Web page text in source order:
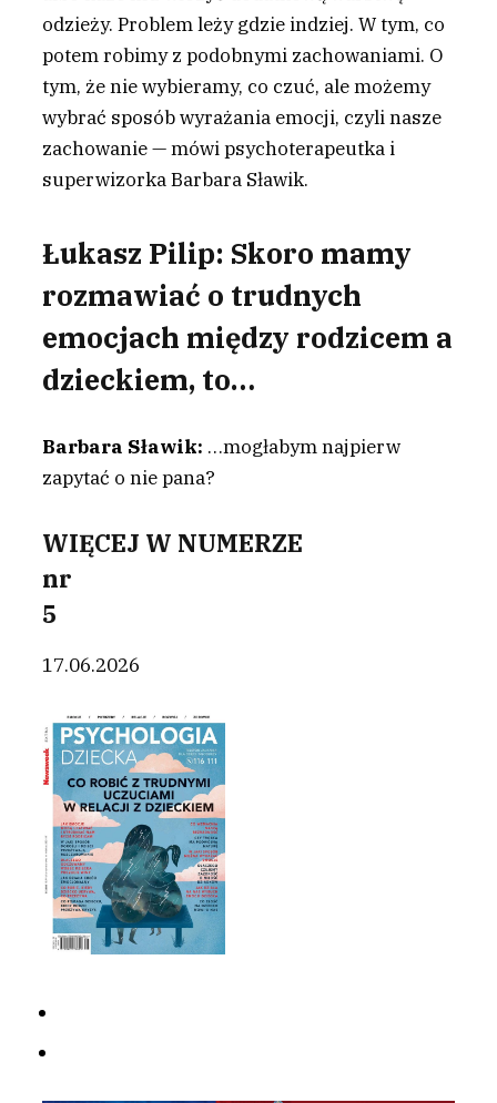
odzieży. Problem leży gdzie indziej. W tym, co
potem robimy z podobnymi zachowaniami. O
tym, że nie wybieramy, co czuć, ale możemy
wybrać sposób wyrażania emocji, czyli nasze
zachowanie — mówi psychoterapeutka i
superwizorka Barbara Sławik.
Łukasz Pilip: Skoro mamy
rozmawiać o trudnych
emocjach między rodzicem a
dzieckiem, to…
Barbara Sławik: …mogłabym najpierw
zapytać o nie pana?
WIĘCEJ W NUMERZE
nr
5
17.06.2026